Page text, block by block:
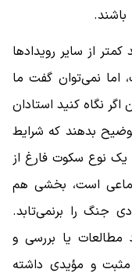
از سایر رویدادها
نمی‌توان گفت ما
نگاه کنید استادان
بدهند که شرایط
نوع سکوت فارغ از
است، بخشی هم
جنگ را برنمی‌تابد.
یا بررسی و
و مؤیدی داشته